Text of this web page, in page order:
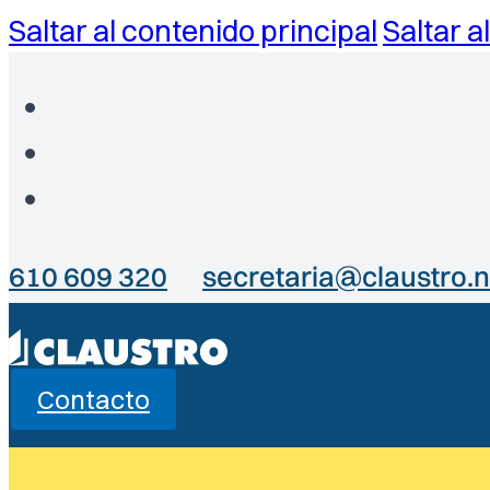
Saltar al contenido principalSaltar
610 609 320
Contacto